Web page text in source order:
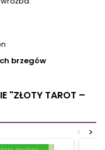
brzegów
"ZŁOTY TAROT –
>
<